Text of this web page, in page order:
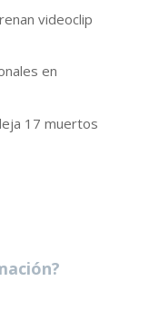
videoclip
en
17 muertos